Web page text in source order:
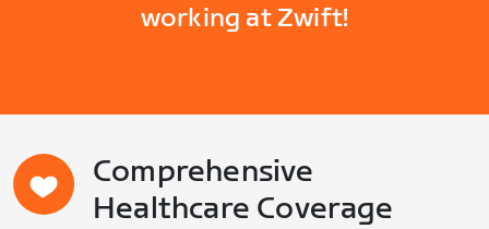
working at Zwift!
Comprehensive
Healthcare Coverage